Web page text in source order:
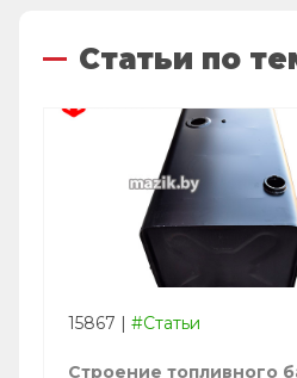
Статьи по
15867 | #Статьи
Строение топливного